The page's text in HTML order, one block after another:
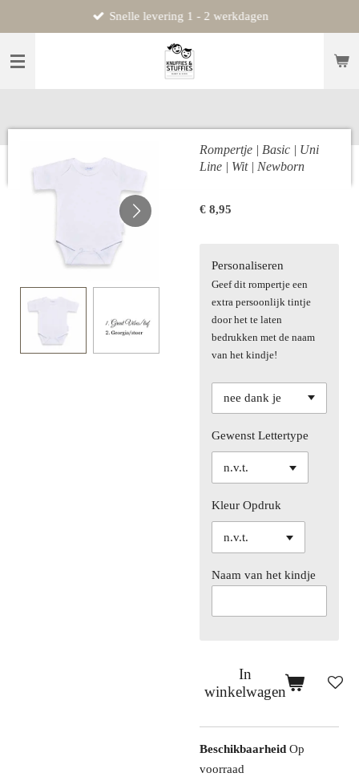
direct
naar
Snelle levering 1 - 2 werkdagen
Rompertje | Basic | Uni
Line | Wit | Newborn
€ 8,95
Personaliseren
Geef dit rompertje een
extra persoonlijk tintje
door het te laten
bedrukken met de naam
van het kindje!
Gewenst Lettertype
Kleur Opdruk
Naam van het kindje
In
winkelwagen
Beschikbaarheid Op
voorraad